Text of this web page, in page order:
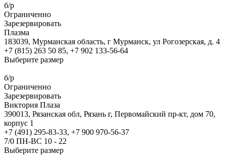
б/р
Ограниченно
Зарезервировать
Плазма
183039, Мурманская область, г Мурманск, ул Рогозерская, д. 4
+7 (815) 263 50 85, +7 902 133-56-64
Выберите размер
б/р
Ограниченно
Зарезервировать
Виктория Плаза
390013, Рязанская обл, Рязань г, Первомайский пр-кт, дом 70,
корпус 1
+7 (491) 295-83-33, +7 900 970-56-37
7/0 ПН-ВС 10 - 22
Выберите размер